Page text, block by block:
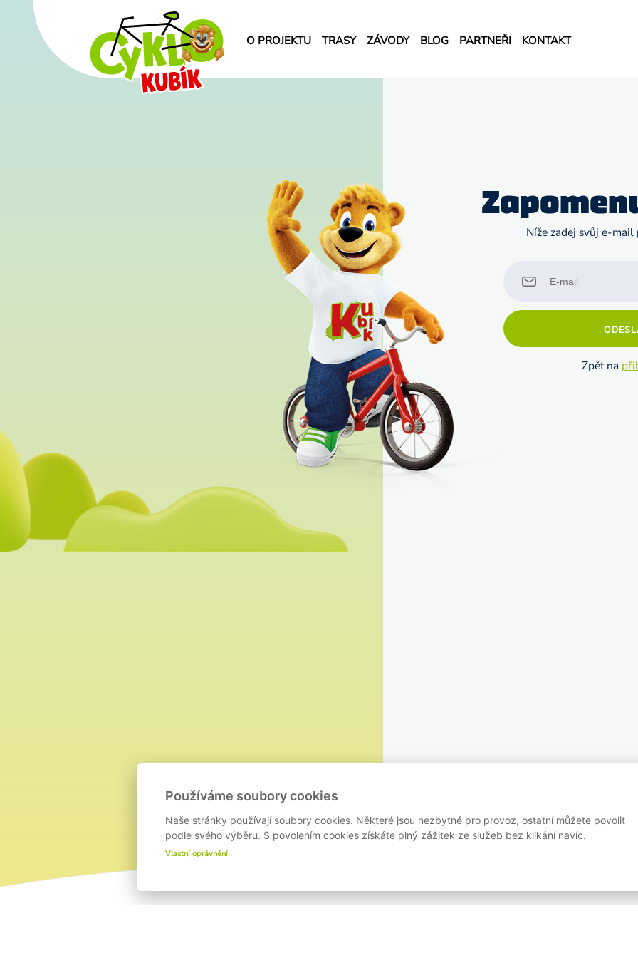
Používáme soubory cookies
Naše stránky používají soubory cookies. Některé jsou nezbytné pro provoz, ostatní můžete povolit
podle svého výběru. S povolením cookies získáte plný zážitek ze služeb bez klikání navíc.
Vlastní oprávnění
O PROJEKTU TRASY ZÁVODY BLOG PARTNEŘI KONTAKT
Níže zadej svůj e-
Zpět na